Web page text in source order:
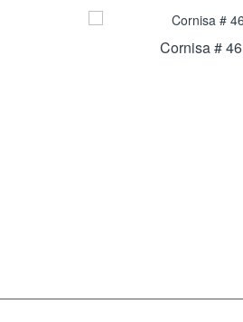
Cornisa # 46